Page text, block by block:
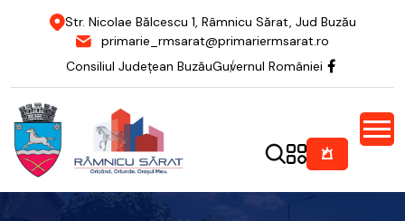
Str. Nicolae Bălcescu 1, Râmnicu Sărat, Jud Buzău
primarie_rmsarat@primariermsarat.ro
Consiliul Județean BuzăuGuvernul României